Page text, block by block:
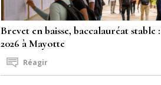
Brevet en baisse, baccalauréat stable
2026 à Mayotte
Réagir